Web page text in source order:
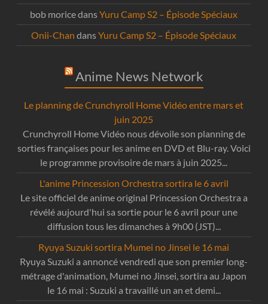
bob moricedansYuru Camp S2 – Épisode Spéciaux
Onii-Chan dansYuru Camp S2 – Épisode Spéciaux
Anime News Network
Le planning de Crunchyroll Home Vidéo entre mars et
juin 2025
Crunchyroll Home Vidéo nous dévoile son planning de
sorties françaises pour les anime en DVD et Blu-ray. Voici
le programme provisoire de mars à juin 2025...
L'anime Princession Orchestra sortira le 6 avril
Le site officiel de anime original Princession Orchestra a
révélé aujourd'hui sa sortie pour le 6 avril pour une
diffusion tous les dimanches à 9h00 (JST)...
Ryuya Suzuki sortira Mumei no Jinsei le 16 mai
Ryuya Suzuki a annoncé vendredi que son premier long-
métrage d'animation, Mumei no Jinsei, sortira au Japon
le 16 mai : Suzuki a travaillé un an et demi...